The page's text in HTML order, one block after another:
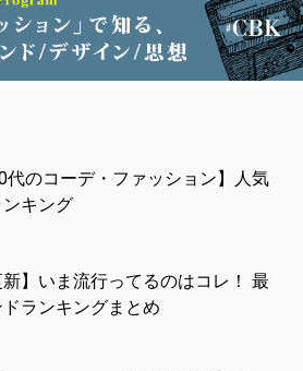
代のコーデ・ファッション】人気
キング
新】いま流行ってるのはコレ！ 最
ランキングまとめ